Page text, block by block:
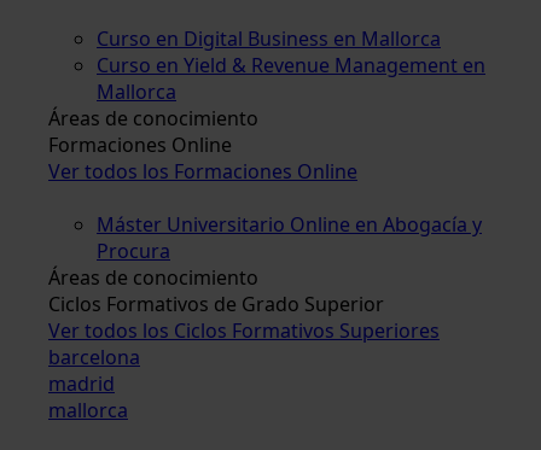
Curso en Digital Business en Mallorca
Curso en Yield & Revenue Management en
Mallorca
Áreas de conocimiento
Formaciones Online
Ver todos los Formaciones Online
Máster Universitario Online en Abogacía y
Procura
Áreas de conocimiento
Ciclos Formativos de Grado Superior
Ver todos los Ciclos Formativos Superiores
barcelona
madrid
mallorca